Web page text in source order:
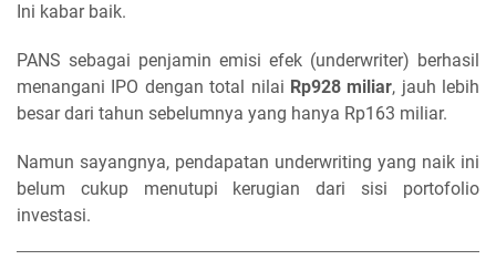
Ini kabar baik.
PANS sebagai penjamin emisi efek (underwriter) berhasil
menangani IPO dengan total nilai Rp928 miliar, jauh lebih
besar dari tahun sebelumnya yang hanya Rp163 miliar.
Namun sayangnya, pendapatan underwriting yang naik ini
belum cukup menutupi kerugian dari sisi portofolio
investasi.